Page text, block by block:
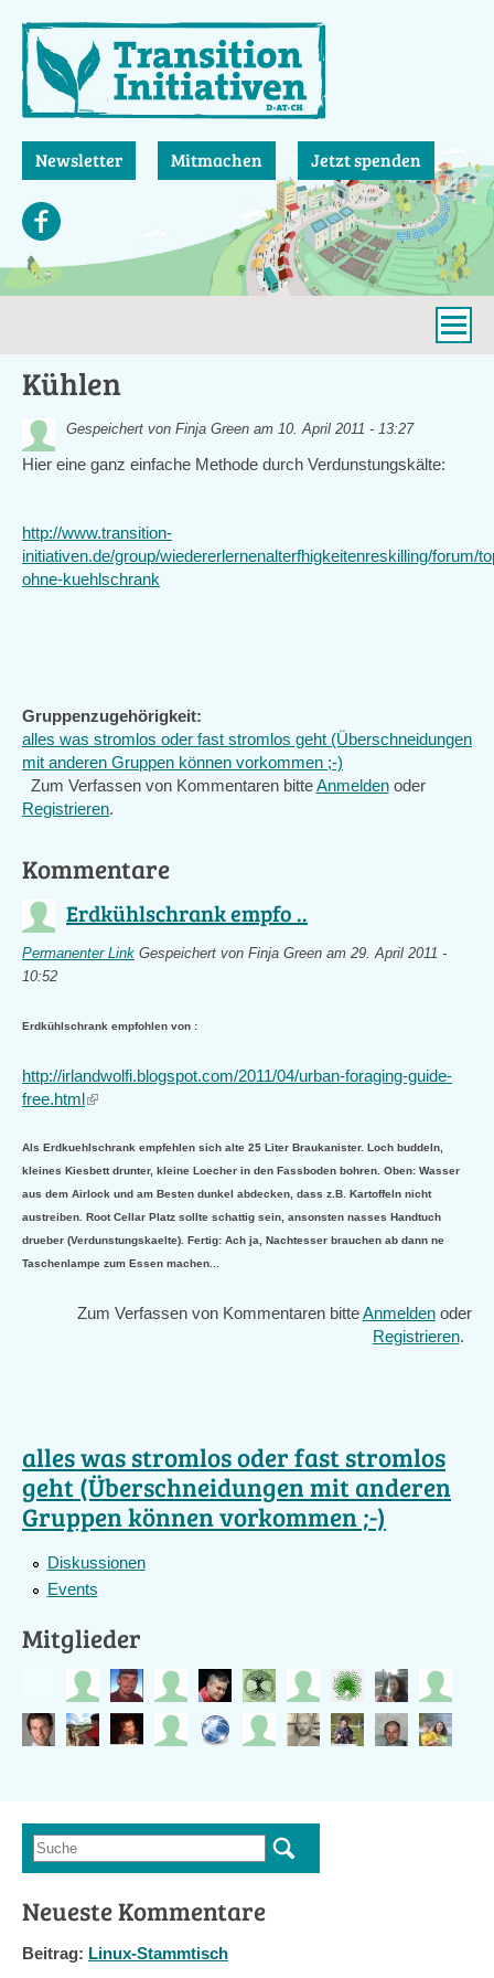
zum
Inhalt
Newsletter Mitmachen Jetzt spenden
Kühlen
Gespeichert von Finja Green am 10. April 2011 - 13:27
Hier eine ganz einfache Methode durch Verdunstungskälte:
http://www.transition-
initiativen.de/group/wiedererlernenalterfhigkeitenreskilling/forum/
ohne-kuehlschrank
Gruppenzugehörigkeit:
alles was stromlos oder fast stromlos geht (Überschneidungen
mit anderen Gruppen können vorkommen ;-)
Zum Verfassen von Kommentaren bitteAnmeldenoder
Registrieren.
Kommentare
Erdkühlschrank empfo ..
Permanenter Link Gespeichert von Finja Green am 29. April 2011 -
10:52
Erdkühlschrank empfohlen von :
http://irlandwolfi.blogspot.com/2011/04/urban-foraging-guide-
free.html(link
external)
Als Erdkuehlschrank empfehlen sich alte 25 Liter Braukanister. Loch buddeln,
kleines Kiesbett drunter, kleine Loecher in den Fassboden bohren. Oben: Wasser
aus dem Airlock und am Besten dunkel abdecken, dass z.B. Kartoffeln nicht
austreiben. Root Cellar Platz sollte schattig sein, ansonsten nasses Handtuch
drueber (Verdunstungskaelte). Fertig: Ach ja, Nachtesser brauchen ab dann ne
Taschenlampe zum Essen machen...
Zum Verfassen von Kommentaren bitteAnmelden oder
Registrieren.
alles was stromlos oder fast stromlos
geht (Überschneidungen mit anderen
Gruppen können vorkommen ;-)
Diskussionen
Events
Mitglieder
Suchformular
Suche
Neueste Kommentare
Beitrag: Linux-Stammtisch